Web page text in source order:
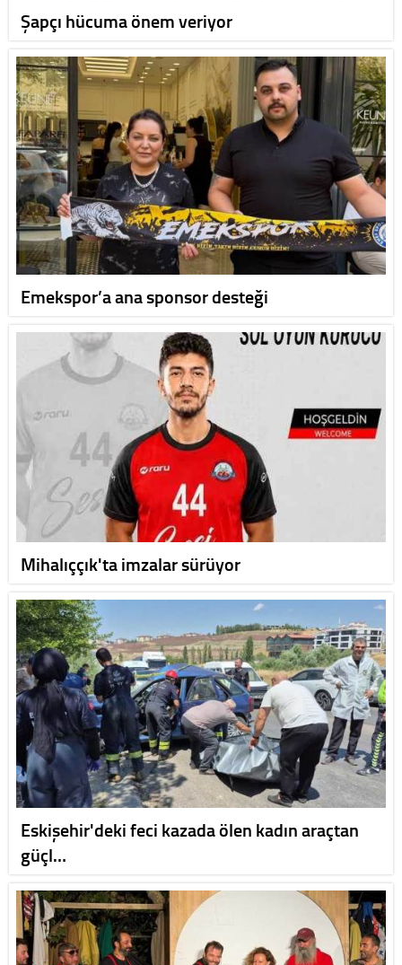
Şapçı hücuma önem veriyor
Emekspor’a ana sponsor desteği
Mihalıççık'ta imzalar sürüyor
Eskişehir'deki feci kazada ölen kadın araçtan
güçl…